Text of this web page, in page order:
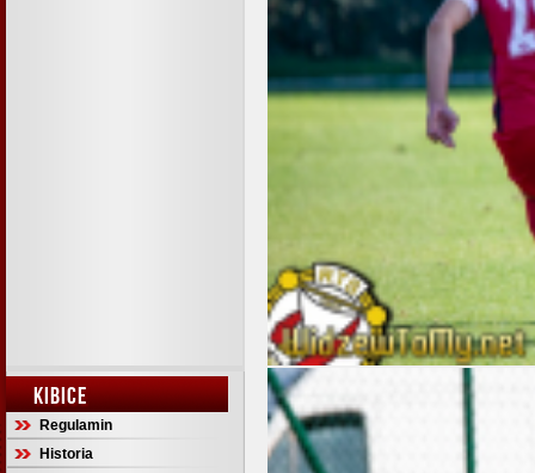
KIBICE
Regulamin
Historia